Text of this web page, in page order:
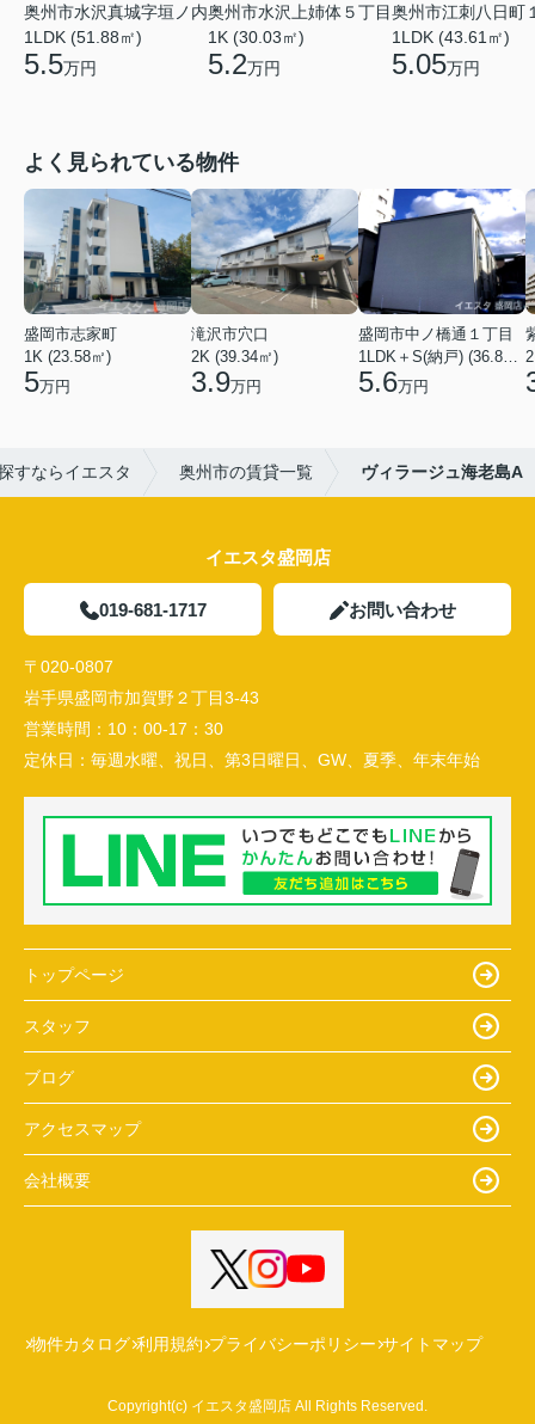
奥州市水沢真城字垣ノ内
1LDK (51.88㎡)
5.5万円
奥州市水沢上姉体５丁目
1K (30.03㎡)
5.2万円
奥州市江刺八日町
1LDK (43.61㎡)
5.05万円
よく見られている物件
盛岡市志家町
1K (23.58㎡)
5万円
滝沢市穴口
2K (39.34㎡)
3.9万円
盛岡市中ノ橋通１丁目
1LDK＋S(納戸) (36.80㎡)
5.6万円
すならイエスタ 奥州市の賃貸一覧 ヴィラージュ海老島A
イエスタ盛岡店
019-681-1717 お問い合わせ
〒020-0807
岩手県盛岡市加賀野２丁目3-43
営業時間： 10：00-17：30
定休日： 毎週水曜、祝日、第3日曜日、GW、夏季、年末年始
トップページ
スタッフ
ブログ
アクセスマップ
会社概要
物件カタログ 利用規約 プライバシーポリシー サイトマップ
Copyright(c) イエスタ盛岡店 All Rights Reserved.